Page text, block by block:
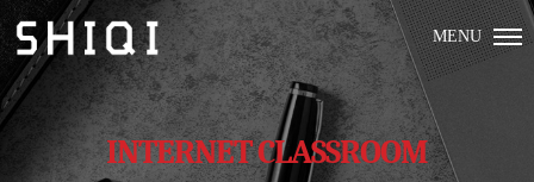
MENU
INTERNET CLASSROOM